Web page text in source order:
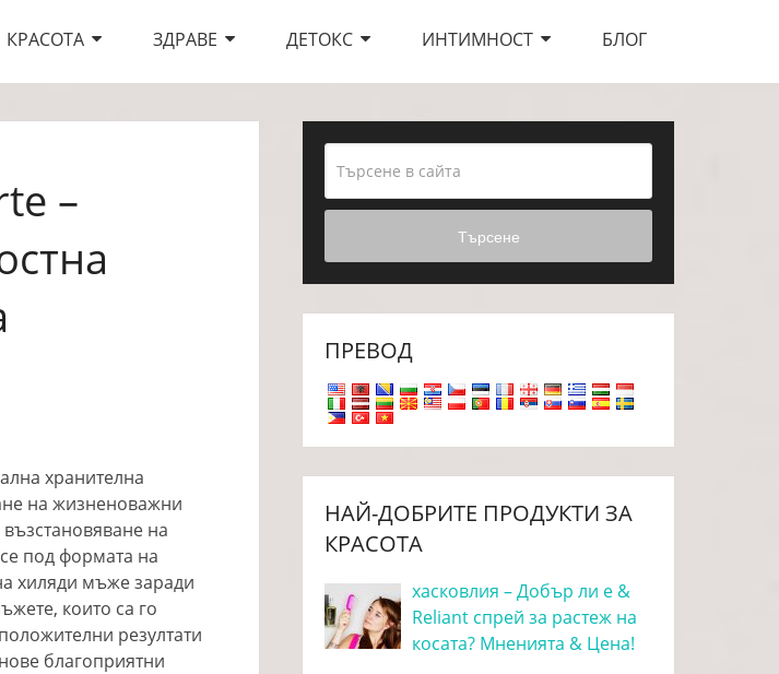
КРАСОТА ЗДРАВЕ ДЕТОКС ИНТИМНОСТ БЛОГ
–
хранителна
на жизненоважни
на
под формата на
хиляди мъже заради
които са го
резултати
благоприятни
Търсене
ПРЕВОД
НАЙ-ДОБРИТЕ ПРОДУКТИ ЗА
КРАСОТА
хасковлия – Добър ли е &
Reliant спрей за растеж на
косата? Мненията & Цена!